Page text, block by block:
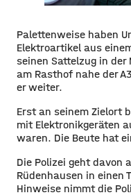
Palettenweise haben
Elektroartikel aus
seinen Sattelzug in
am Rasthof nahe der
er weiter.
Erst an seinem Zielort
mit Elektronikgeräten
waren. Die Beute hat
Die Polizei geht davon
Rüdenhausen in einen
Hinweise nimmt die